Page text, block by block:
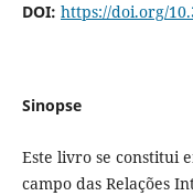
DOI: https://doi.org/
Sinopse
Este livro se constitui
campo das Relações